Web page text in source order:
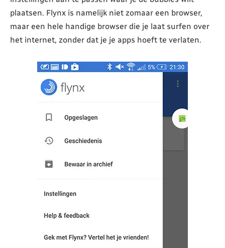
plaatsen. Flynx is namelijk niet zomaar een browser,
maar een hele handige browser die je laat surfen over
het internet, zonder dat je je apps hoeft te verlaten.